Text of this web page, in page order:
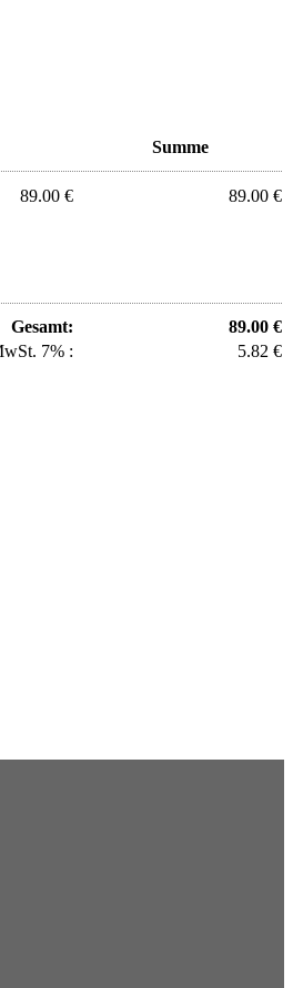
Summe
89.00 €
89.00 €
Gesamt:
89.00 €
7% :
5.82 €